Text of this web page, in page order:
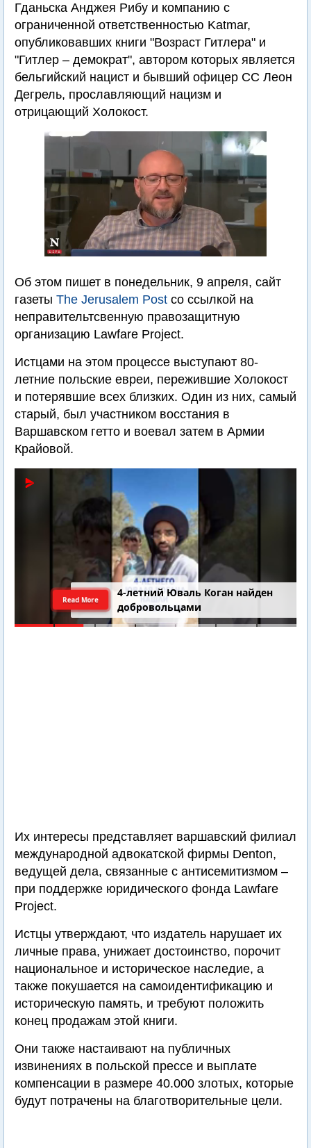
Гданьска Анджея Рибу и компанию с
ограниченной ответственностью Katmar,
опубликовавших книги "Возраст Гитлера" и
"Гитлер – демократ", автором которых является
бельгийский нацист и бывший офицер СС Леон
Дегрель, прославляющий нацизм и
отрицающий Холокост.
Об этом пишет в понедельник, 9 апреля, сайт
газеты The Jerusalem Post со ссылкой на
неправительтсвенную правозащитную
организацию Lawfare Project.
Истцами на этом процессе выступают 80-
летние польские евреи, пережившие Холокост
и потерявшие всех близких. Один из них, самый
старый, был участником восстания в
Варшавском гетто и воевал затем в Армии
Крайовой.
4-летний Юваль Коган найден
добровольцами
Read More
Их интересы представляет варшавский филиал
международной адвокатской фирмы Denton,
ведущей дела, связанные с антисемитизмом –
при поддержке юридического фонда Lawfare
Project.
Истцы утверждают, что издатель нарушает их
личные права, унижает достоинство, порочит
национальное и историческое наследие, а
также покушается на самоидентификацию и
историческую память, и требуют положить
конец продажам этой книги.
Они также настаивают на публичных
извинениях в польской прессе и выплате
компенсации в размере 40.000 злотых, которые
будут потрачены на благотворительные цели.